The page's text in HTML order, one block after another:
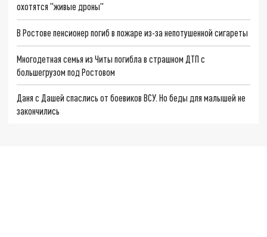
охотятся "живые дроны"
В Ростове пенсионер погиб в пожаре из-за непотушенной сигареты
Многодетная семья из Читы погибла в страшном ДТП с
большегрузом под Ростовом
Даня с Дашей спаслись от боевиков ВСУ. Но беды для малышей не
закончились